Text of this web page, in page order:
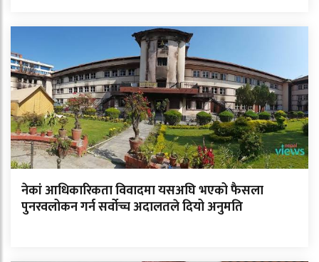
नेकां आधिकारिकता विवादमा यसअघि भएको फैसला
पुनरवलोकन गर्न सर्वोच्च अदालतले दियो अनुमति